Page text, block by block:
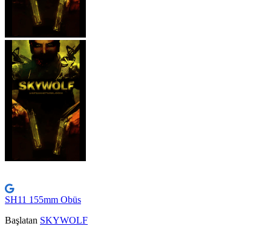
SH11 155mm Obüs
Başlatan SKYWOLF